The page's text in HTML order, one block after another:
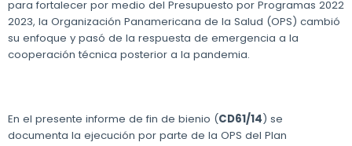
para fortalecer por medio del Presupuesto por Programas 2022
2023, la Organización Panamericana de la Salud (OPS) cambió
su enfoque y pasó de la respuesta de emergencia a la
cooperación técnica posterior a la pandemia.
En el presente informe de fin de bienio (CD61/14) se
documenta la ejecución por parte de la OPS del Plan